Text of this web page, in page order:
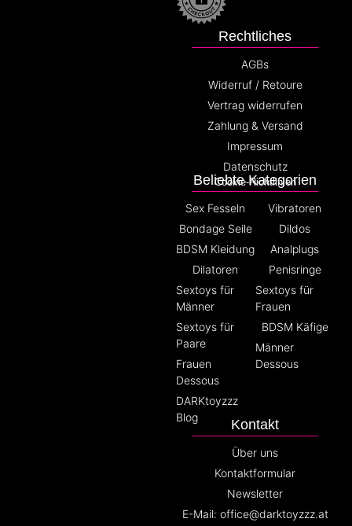
Beliebte Kategorien
Sex Fesseln
Bondage Seile
BDSM Kleidung
Dilatoren
Sextoys für
Männer
Sextoys für
Paare
Frauen
Dessous
DARKtoyzzz
Blog
Vibratoren
Dildos
Analplugs
Penisringe
Sextoys für
Frauen
BDSM Käfige
Männer
Dessous
Rechtliches
AGBs
Widerruf / Retoure
Vertrag widerrufen
Zahlung & Versand
Impressum
Datenschutz
Cookie-Richtlinien
Kontakt
Über uns
Kontaktformular
Newsletter
E-Mail: office@darktoyzzz.at